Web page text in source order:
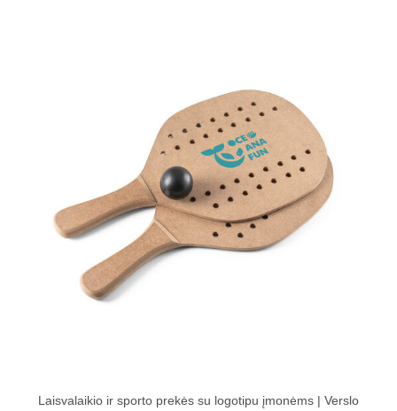
Laisvalaikio ir sporto prekės su logotipu įmonėms | Verslo